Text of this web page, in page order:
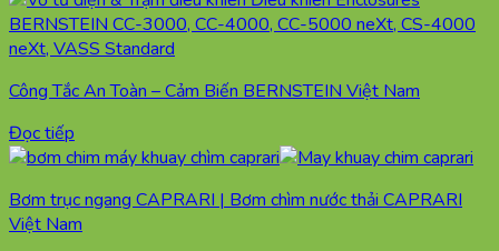
Công Tắc An Toàn – Cảm Biến BERNSTEIN Việt Nam
Đọc tiếp
Bơm trục ngang CAPRARI | Bơm chìm nước thải CAPRARI
Việt Nam